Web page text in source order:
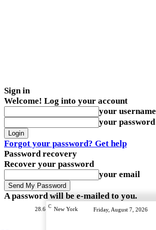
Sign in
Welcome! Log into your account
your username
your password
Forgot your password? Get help
Password recovery
Recover your password
your email
A password will be e-mailed to you.
28.6 C New York Friday, August 7, 2026